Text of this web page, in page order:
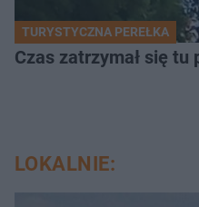
TURYSTYCZNA PEREŁKA
Czas zatrzymał się
LOKALNIE: